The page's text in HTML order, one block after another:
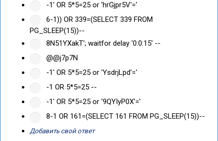
-1' OR 5*5=25 or 'hrGjpr5V'='
6-1)) OR 339=(SELECT 339 FROM
PG_SLEEP(15))--
8N51YXakT'; waitfor delay '0:0:15' --
@@j7p7N
-1' OR 5*5=25 or 'YsdrjLpd'='
-1 OR 5*5=25 --
-1' OR 5*5=25 or '9QYIyP0X'='
8-1 OR 161=(SELECT 161 FROM PG_SLEEP(15))--
Добавить свой ответ